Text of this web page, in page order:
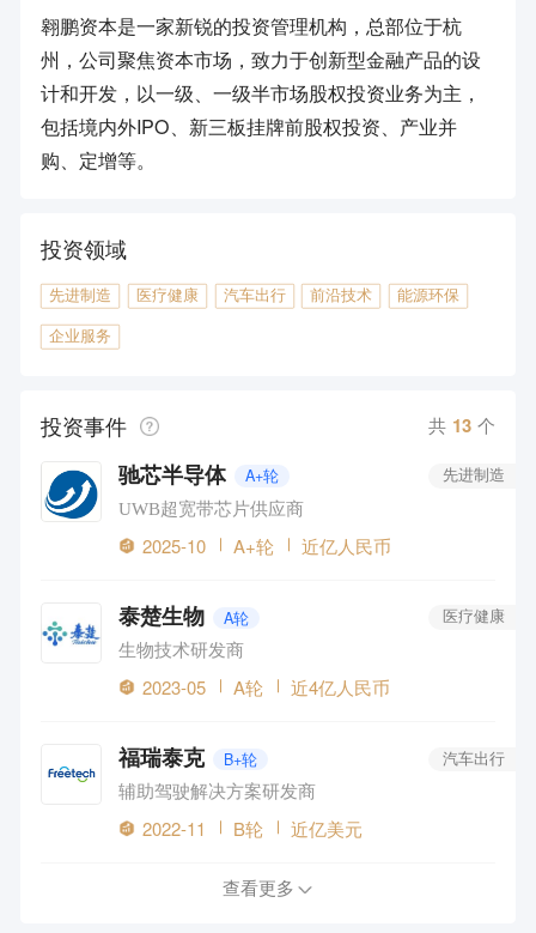
翱鹏资本是一家新锐的投资管理机构，总部位于杭
州，公司聚焦资本市场，致力于创新型金融产品的设
计和开发，以一级、一级半市场股权投资业务为主，
包括境内外IPO、新三板挂牌前股权投资、产业并
购、定增等。
投资领域
先进制造 医疗健康 汽车出行 前沿技术 能源环保
企业服务
投资事件 共 13 个
驰芯半导体 A+轮
UWB超宽带芯片供应商
先进制造
2025-10 A+轮 近亿人民币
泰楚生物 A轮
生物技术研发商
医疗健康
2023-05 A轮 近4亿人民币
福瑞泰克 B+轮
辅助驾驶解决方案研发商
汽车出行
2022-11 B轮 近亿美元
查看更多